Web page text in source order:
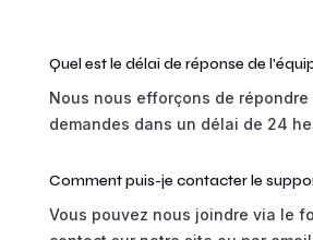
Quel est le délai de réponse de
Nous nous efforçons de
demandes dans un délai de 24
Comment puis-je contacter le
Vous pouvez nous joindre via le